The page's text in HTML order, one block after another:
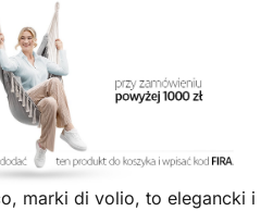
marki di volio, to elegancki i